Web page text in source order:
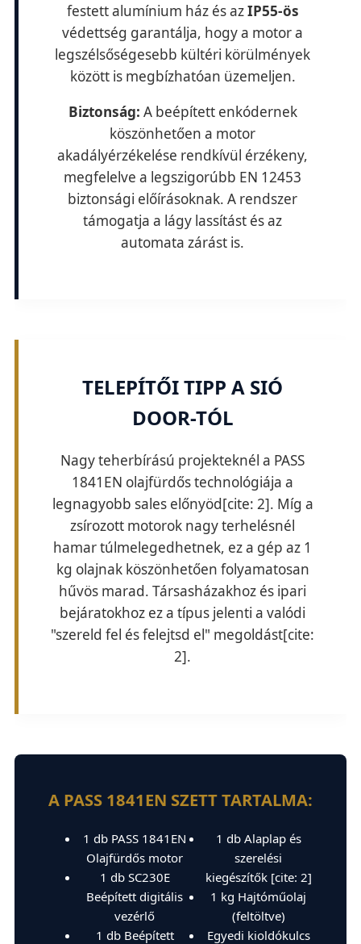
festett alumínium ház és azIP55-ös
védettség garantálja, hogy a motor a
legszélsőségesebb kültéri körülmények
között is megbízhatóan üzemeljen.
Biztonság: A beépített enkódernek
köszönhetően a motor
akadályérzékelése rendkívül érzékeny,
megfelelve a legszigorúbb EN 12453
biztonsági előírásoknak. A rendszer
támogatja a lágy lassítást és az
automata zárást is.
TELEPÍTŐI TIPP A SIÓ
DOOR-TÓL
Nagy teherbírású projekteknél a PASS
1841EN olajfürdős technológiája a
legnagyobb sales előnyöd[cite: 2]. Míg a
zsírozott motorok nagy terhelésnél
hamar túlmelegedhetnek, ez a gép az 1
kg olajnak köszönhetően folyamatosan
hűvös marad. Társasházakhoz és ipari
bejáratokhoz ez a típus jelenti a valódi
"szereld fel és felejtsd el" megoldást[cite:
2].
A PASS 1841EN SZETT TARTALMA:
1 db PASS 1841EN
Olajfürdős motor
1 db SC230E
Beépített digitális
vezérlő
1 db Beépített
1 db Alaplap és
szerelési
kiegészítők [cite: 2]
1 kg Hajtóműolaj
(feltöltve)
Egyedi kioldókulcs